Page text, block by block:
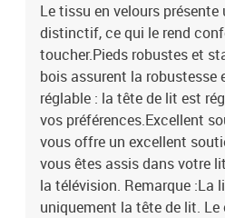
Le tissu en velours
distinctif, ce qui le rend
toucher.Pieds robustes et
bois assurent la
réglable : la tête de lit est
vos préférences.Excellent
vous offre un excellent
vous êtes assis dans votre
la télévision. Remarque :La
uniquement la tête de lit. Le